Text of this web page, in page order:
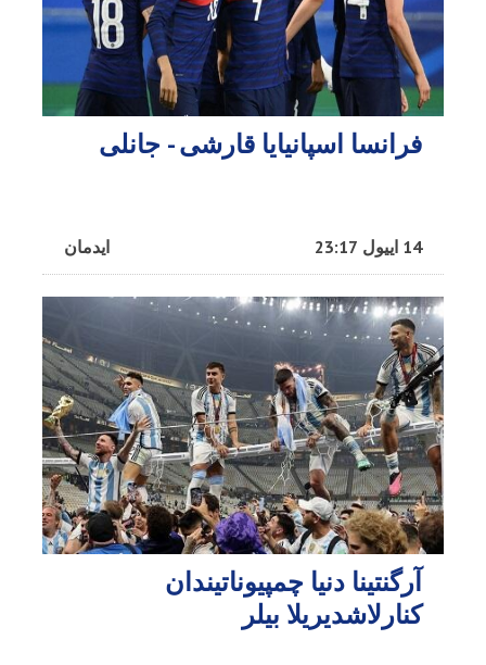
فرانسا اسپانیایا قارشی - جانلی
ایدمان 14 اییول 23:17
آرگنتینا دنیا چمپیوناتیندان
کنارلاشدیریلا بیلر